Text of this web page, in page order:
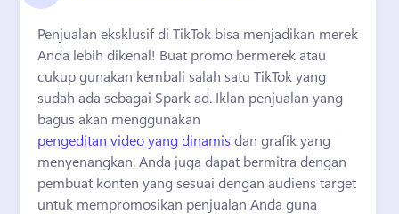
Penjualan eksklusif di TikTok bisa menjadikan merek
Anda lebih dikenal! Buat promo bermerek atau
cukup gunakan kembali salah satu TikTok yang
sudah ada sebagai Spark ad. Iklan penjualan yang
bagus akan menggunakan
pengeditan video yang dinamis dan grafik yang
menyenangkan. Anda juga dapat bermitra dengan
pembuat konten yang sesuai dengan audiens target
untuk mempromosikan penjualan Anda guna